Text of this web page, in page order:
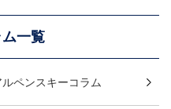
ム一覧
ペンスキーコラム